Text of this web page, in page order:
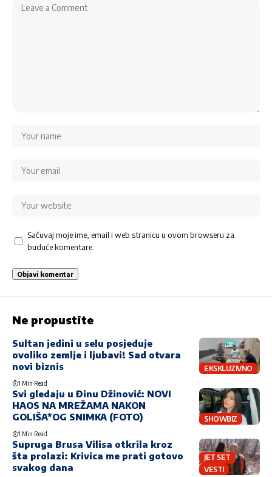
Sačuvaj moje ime, email i web stranicu u ovom browseru za
buduće komentare.
Ne propustite
EKSKLUZIVNO
Sultan jedini u selu posjeduje
ovoliko zemlje i ljubavi! Sad otvara
novi biznis
1 Min Read
SHOWBIZ
Svi gledaju u Đinu Džinović: NOVI
HAOS NA MREŽAMA NAKON
GOLIŠA*OG SNIMKA (FOTO)
1 Min Read
JET SET
VESTI
Supruga Brusa Vilisa otkrila kroz
šta prolazi: Krivica me prati gotovo
svakog dana